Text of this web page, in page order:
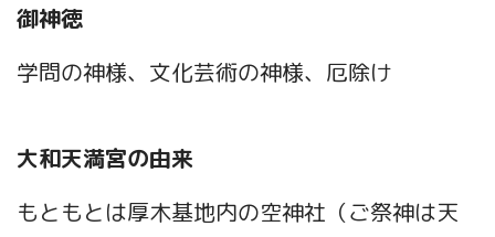
御神徳
学問の神様、文化芸術の神様、厄除け
大和天満宮の由来
もともとは厚木基地内の空神社（ご祭神は天